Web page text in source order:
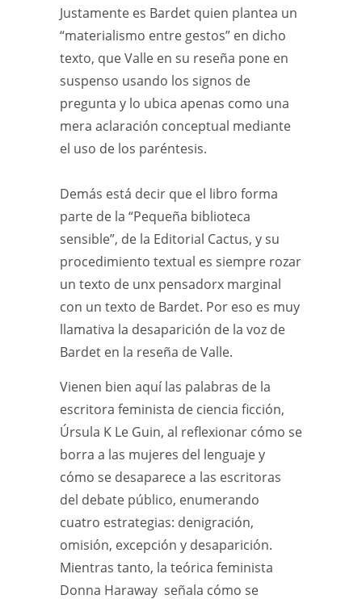
Justamente es Bardet quien plantea un
“materialismo entre gestos” en dicho
texto, que Valle en su reseña pone en
suspenso usando los signos de
pregunta y lo ubica apenas como una
mera aclaración conceptual mediante
el uso de los paréntesis.
Demás está decir que el libro forma
parte de la “Pequeña biblioteca
sensible”, de la Editorial Cactus, y su
procedimiento textual es siempre rozar
un texto de unx pensadorx marginal
con un texto de Bardet. Por eso es muy
llamativa la desaparición de la voz de
Bardet en la reseña de Valle.
Vienen bien aquí las palabras de la
escritora feminista de ciencia ficción,
Úrsula K Le Guin, al reflexionar cómo se
borra a las mujeres del lenguaje y
cómo se desaparece a las escritoras
del debate público, enumerando
cuatro estrategias: denigración,
omisión, excepción y desaparición.
Mientras tanto, la teórica feminista
Donna Haraway señala cómo se